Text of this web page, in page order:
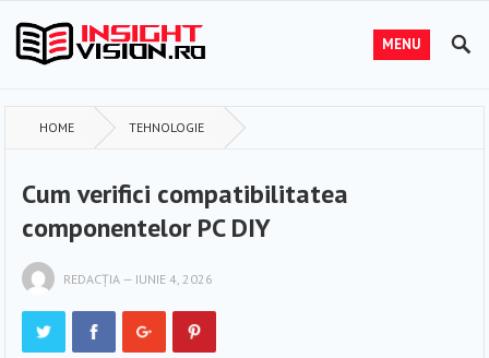
MENU
HOME TEHNOLOGIE
Cum verifici compatibilitatea
componentelor PC DIY
REDACȚIA — IUNIE 4, 2026